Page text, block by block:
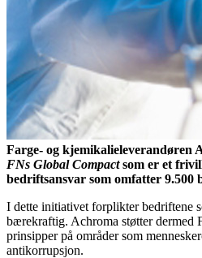
Farge- og kjemikalieleverandøren
FNs Global Compactsom er et
bedriftsansvar som omfatter 9.500
I dette initiativet forplikter bedriftene
bærekraftig. Achroma støtter dermed
prinsipper på områder som
antikorrupsjon.